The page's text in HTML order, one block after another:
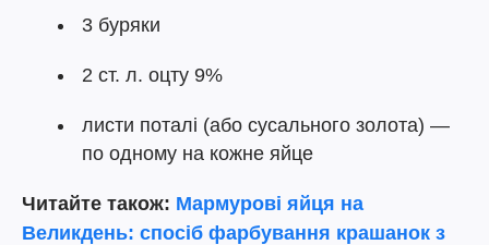
3 буряки
2 ст. л. оцту 9%
листи поталі (або сусального золота) —
по одному на кожне яйце
Читайте також: Мармурові яйця на
Великдень: спосіб фарбування крашанок з